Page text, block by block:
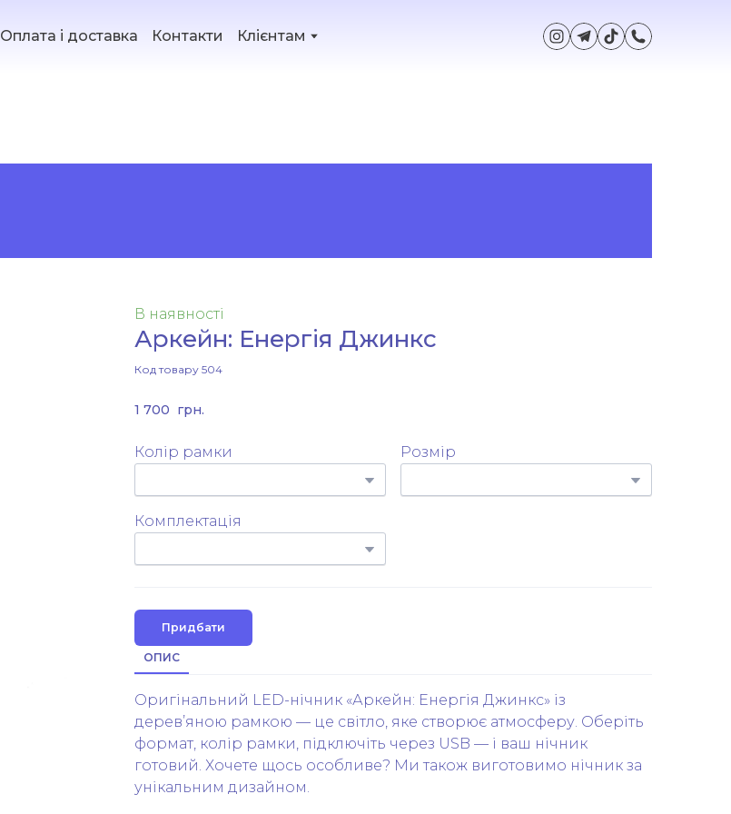
Оплата і доставка Контакти Клієнтам
В наявності
Аркейн: Енергія Джинкс
Код товару 504
1 700  грн.
Колір рамки Розмір
Комплектація
Придбати
ОПИС
Оригінальний LED-нічник «Аркейн: Енергія Джинкс» із
дерев’яною рамкою — це світло, яке створює атмосферу. Оберіть
формат, колір рамки, підключіть через USB — і ваш нічник
готовий. Хочете щось особливе? Ми також виготовимо нічник за
унікальним дизайном.